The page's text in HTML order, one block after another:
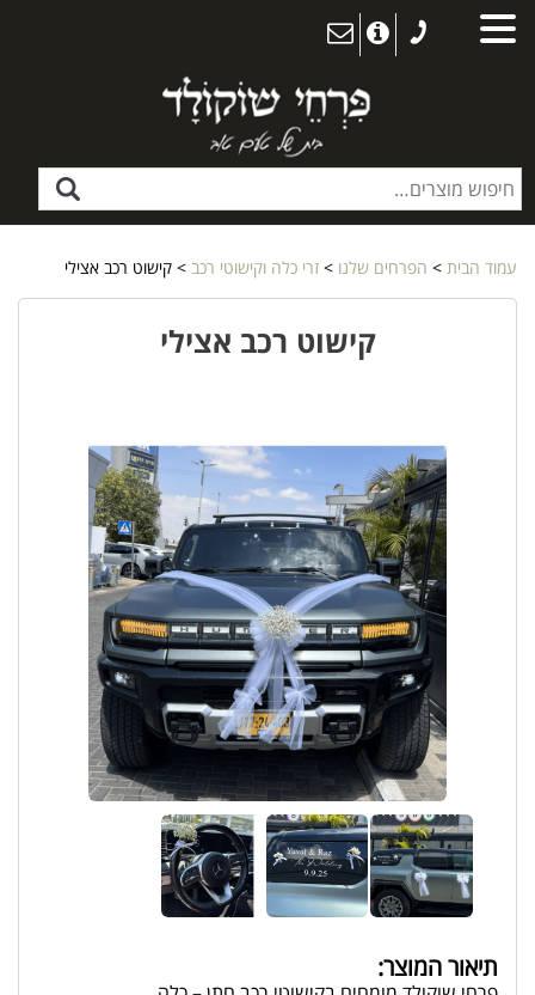
עמוד הבית > הפרחים שלנו > זרי כלה וקישוטי רכב > קישוט רכב אצילי
קישוט רכב אצילי
תיאור המוצר: